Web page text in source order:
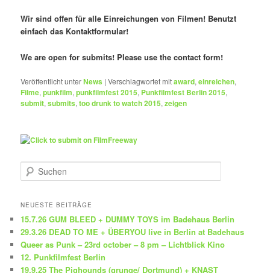
Wir sind offen für alle Einreichungen von Filmen! Benutzt
einfach das Kontaktformular!
We are open for submits! Please use the contact form!
Veröffentlicht unterNews |Verschlagwortet mitaward,einreichen,
Filme,punkfilm,punkfilmfest 2015, Punkfilmfest Berlin 2015,
submit,submits,too drunk to watch 2015,zeigen
u
h
n
NEUESTE BEITRÄGE
15.7.26 GUM BLEED + DUMMY TOYS im Badehaus Berlin
29.3.26 DEAD TO ME + ÜBERYOU live in Berlin at Badehaus
Queer as Punk – 23rd october – 8 pm – Lichtblick Kino
12. Punkfilmfest Berlin
19.9.25 The Pighounds (grunge/ Dortmund) + KNAST